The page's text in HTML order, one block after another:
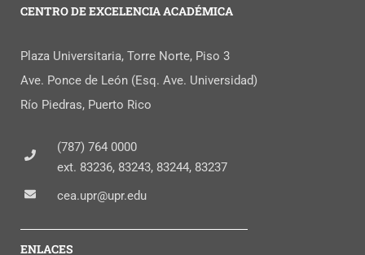
CENTRO DE EXCELENCIA ACADÉMICA
Plaza Universitaria, Torre Norte, Piso 3
Ave. Ponce de León (Esq. Ave. Universidad)
Río Piedras, Puerto Rico
(787) 764 0000
ext. 83236, 83243, 83244, 83237
cea.upr@upr.edu
ENLACES